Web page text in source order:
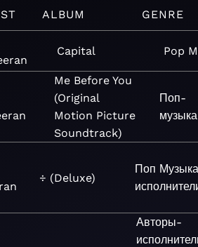
ALBUM GENRE
Capital Pop
Me Before You
(Original
Motion Picture
Soundtrack)
Поп-
музыка
÷ (Deluxe)
Поп Музыка
Авторы-